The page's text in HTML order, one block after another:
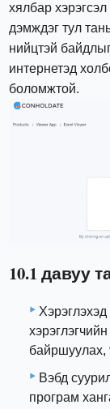
хялбар
дэмждэг тул
нийцтэй
интернетэд
боломжтой.
10.1 давуу
байршуулах,
Вэбд
програм